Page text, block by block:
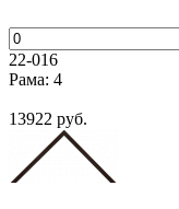
22-016
Рама: 4
13922 руб.